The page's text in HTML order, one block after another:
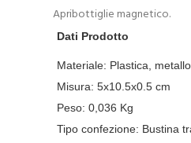
Apribottiglie magnetico.
Dati Prodotto
Materiale: Plastica, metallo
Misura: 5x10.5x0.5 cm
Peso: 0,036 Kg
Tipo confezione: Bustina